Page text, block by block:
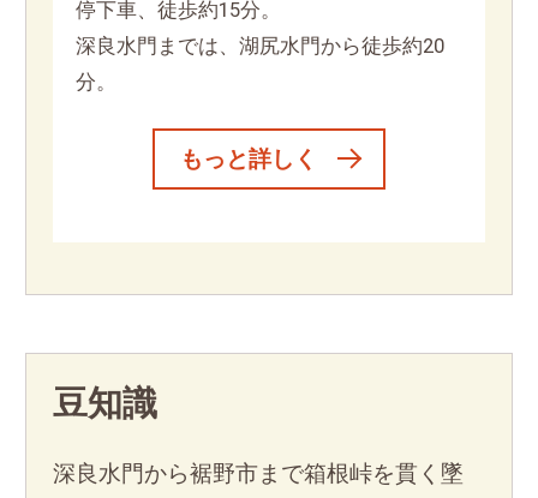
停下車、徒歩約15分。
深良水門までは、湖尻水門から徒歩約20
分。
もっと詳しく
豆知識
深良水門から裾野市まで箱根峠を貫く墜